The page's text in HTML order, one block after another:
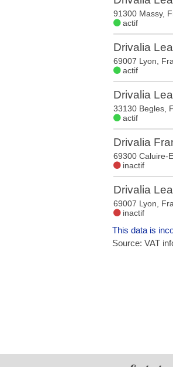
91300 Massy,
actif
Drivalia
69007 Lyon,
actif
Drivalia
33130 Begles,
actif
Drivalia
69300 Caluire-
inactif
Drivalia
69007 Lyon,
inactif
This data is
Source: VAT